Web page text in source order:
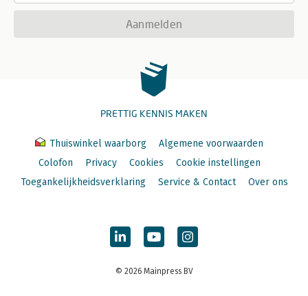
Aanmelden
PRETTIG KENNIS MAKEN
Thuiswinkel waarborg
Algemene voorwaarden
Colofon
Privacy Cookies
Cookie instellingen
Toegankelijkheidsverklaring
Service & Contact Over ons
© 2026 Mainpress BV